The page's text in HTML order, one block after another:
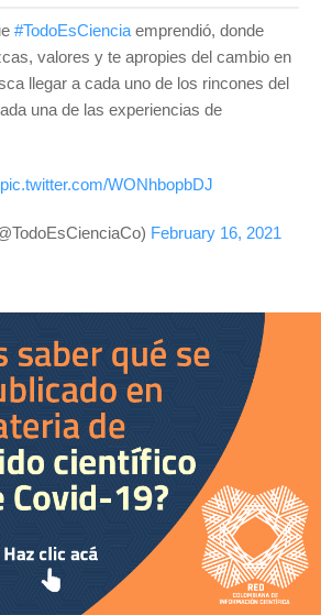
#TodoEsCiencia emprendió, donde
valores y te apropies del cambio en
llegar a cada uno de los rincones del
una de las experiencias de
pic.twitter.com/WONhbopbDJ
February 16, 2021